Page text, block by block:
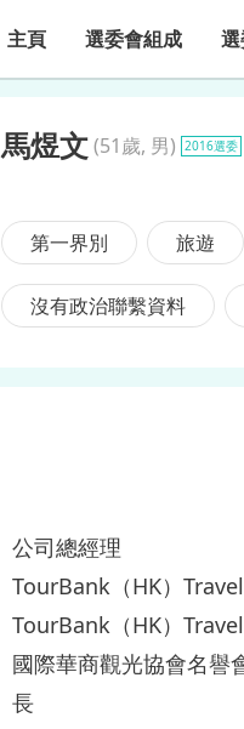
主頁 選委會組成
馬煜文(51歲, 男) 2016選委
第一界別 旅遊
沒有政治聯繫資料
公司總經理
TourBank（HK）
TourBank（HK）
國際華商觀光協會名譽
長